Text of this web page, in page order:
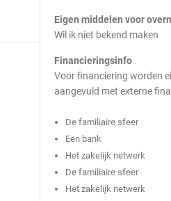
Eigen middelen voor
Wil ik niet bekend maken
Financieringsinfo
Voor financiering worden
aangevuld met externe
De familiaire sfeer
Een bank
Het zakelijk netwerk
De familiaire sfeer
Het zakelijk netwerk